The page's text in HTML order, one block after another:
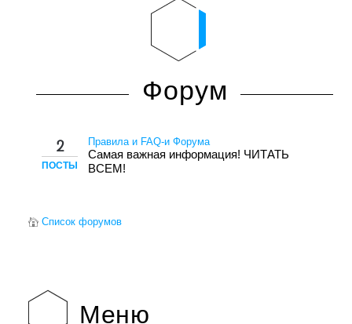
Форум
2
ПОСТЫ
Правила и FAQ-и Форума
Самая важная информация! ЧИТАТЬ
ВСЕМ!
Список форумов
Меню